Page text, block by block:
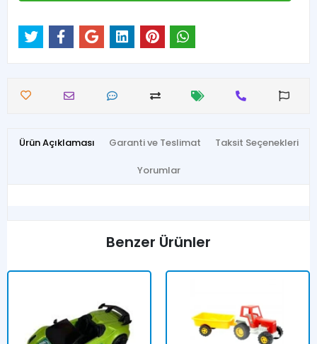
Ürün Açıklaması Garanti ve Teslimat Taksit Seçenekleri
Yorumlar
Benzer Ürünler